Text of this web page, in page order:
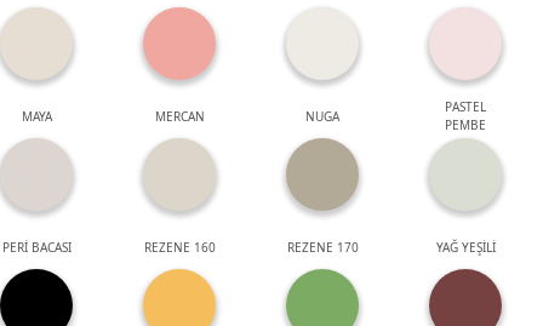
MAYA MERCAN NUGA
PASTEL
PEMBE
PERİ BACASI REZENE 160 REZENE 170 YAĞ YEŞİLİ